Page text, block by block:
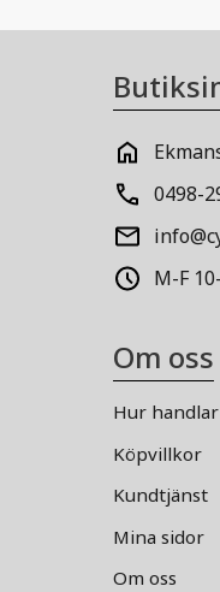
0498-
M-F
Om oss
Hur handlar
Köpvillkor
Kundtjänst
Mina sidor
Om oss